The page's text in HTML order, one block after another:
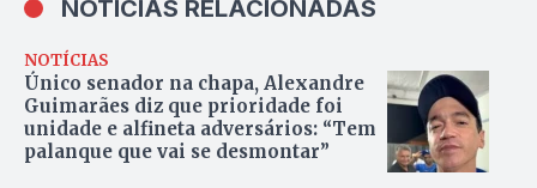
NOTÍCIAS RELACIONADAS
NOTÍCIAS
Único senador na chapa, Alexandre
Guimarães diz que prioridade foi
unidade e alfineta adversários: “Tem
palanque que vai se desmontar”